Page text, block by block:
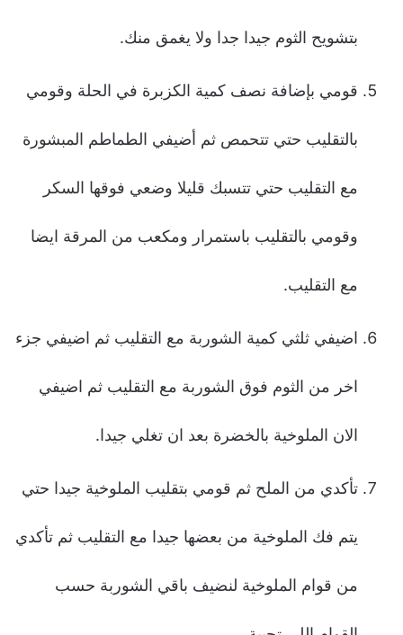
بتشويح الثوم جيدا جدا ولا يغمق منك.
قومي بإضافة نصف كمية الكزبرة في الحلة وقومي
بالتقليب حتي تتحمص ثم أضيفي الطماطم المبشورة
مع التقليب حتي تتسبك قليلا وضعي فوقها السكر
وقومي بالتقليب باستمرار ومكعب من المرقة ايضا
مع التقليب.
اضيفي ثلثي كمية الشوربة مع التقليب ثم اضيفي جزء
اخر من الثوم فوق الشوربة مع التقليب ثم اضيفي
الان الملوخية بالخضرة بعد ان تغلي جيدا.
تأكدي من الملح ثم قومي بتقليب الملوخية جيدا حتي
يتم فك الملوخية من بعضها جيدا مع التقليب ثم تأكدي
من قوام الملوخية لنضيف باقي الشوربة حسب